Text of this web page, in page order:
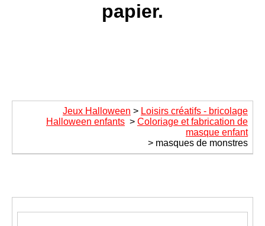
papier.
Jeux Halloween > Loisirs créatifs - bricolage
Halloween enfants > Coloriage et fabrication de
masque enfant
> masques de monstres